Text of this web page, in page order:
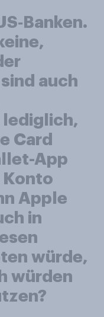
auch
lediglich,
Card
App
Konto
Apple
in
würde,
würden